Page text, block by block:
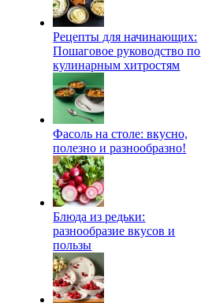
Рецепты для начинающих:
Пошаговое руководство по
кулинарным хитростям
Фасоль на столе: вкусно,
полезно и разнообразно!
Блюда из редьки:
разнообразие вкусов и
пользы